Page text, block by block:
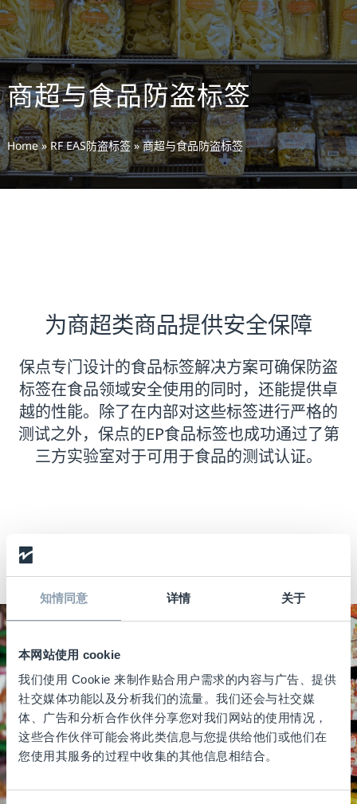
知情同意 详情 关于
本网站使用 cookie
我们使用 Cookie 来制作贴合用户需求的内容与广告、提供
社交媒体功能以及分析我们的流量。我们还会与社交媒
体、广告和分析合作伙伴分享您对我们网站的使用情况，
这些合作伙伴可能会将此类信息与您提供给他们或他们在
您使用其服务的过程中收集的其他信息相结合。
商超与食品防盗标签
Home»RF EAS防盗标签»商超与食品防盗标签
为商超类商品提供安全保障
保点专门设计的食品标签解决方案可确保防盗
标签在食品领域安全使用的同时，还能提供卓
越的性能。除了在内部对这些标签进行严格的
测试之外，保点的EP食品标签也成功通过了第
三方实验室对于可用于食品的测试认证。